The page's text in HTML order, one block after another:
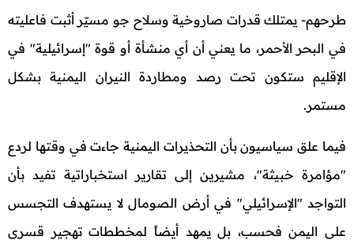
طرحهم- يمتلك قدرات صاروخية وسلاح جو مسيّر أثبت فاعليته
في البحر الأحمر، ما يعني أن أي منشأة أو قوة "إسرائيلية" في
الإقليم ستكون تحت رصد ومطاردة النيران اليمنية بشكل
مستمر.
فيما علق سياسيون بأن التحذيرات اليمنية جاءت في وقتها لردع
"مؤامرة خبيثة"، مشيرين إلى تقارير استخباراتية تفيد بأن
التواجد "الإسرائيلي" في أرض الصومال لا يستهدف التجسس
على اليمن فحسب، بل يمهد أيضاً لمخططات تهجير قسري